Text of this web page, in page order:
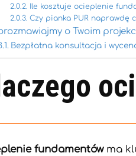
Ile kosztuje ocieplenie
Czy pianka PUR naprawdę
o Twoim
Bezpłatna konsultacja i
fundamentówma